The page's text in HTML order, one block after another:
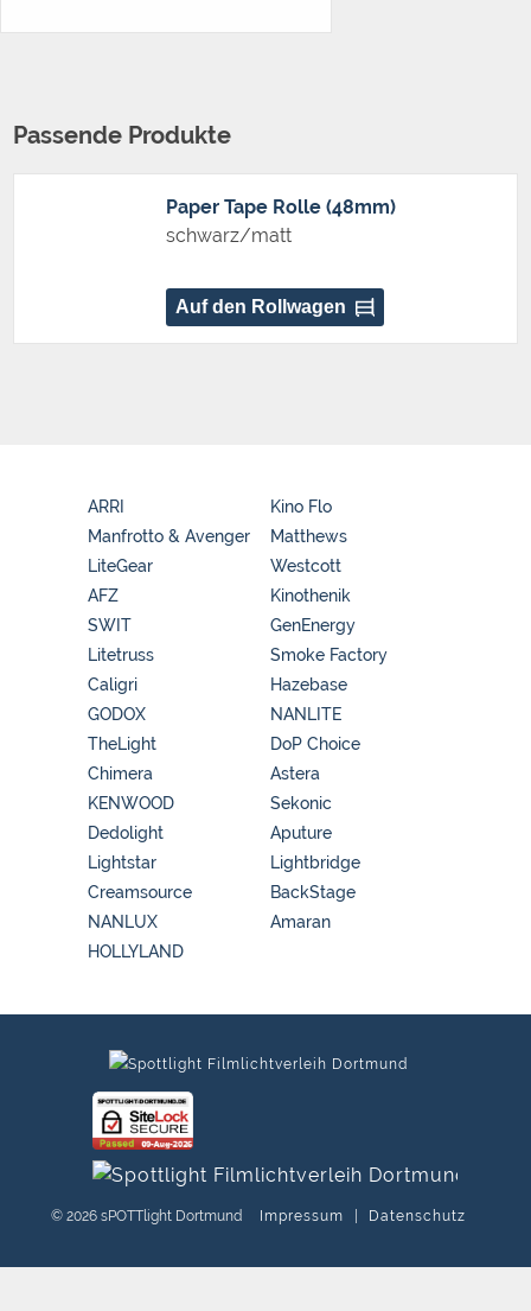
Passende Produkte
Paper Tape Rolle (48mm)
schwarz/matt
Auf den Rollwagen
ARRI
Manfrotto & Avenger
LiteGear
AFZ
SWIT
Litetruss
Caligri
GODOX
Kino Flo
Matthews
Westcott
Kinothenik
GenEnergy
Smoke Factory
Hazebase
NANLITE
TheLight
Chimera
KENWOOD
Dedolight
Lightstar
Creamsource
NANLUX
HOLLYLAND
DoP Choice
Astera
Sekonic
Aputure
Lightbridge
BackStage
Amaran
© 2026 sPOTTlight Dortmund Impressum Datenschutz